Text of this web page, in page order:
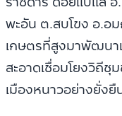
พะอัน ต.สบโขง อ.อ
เกษตรที่สูงมาพัฒนา
สะอาดเชื่อมโยงวิถีชุ
เมืองหนาวอย่างยั่งยื